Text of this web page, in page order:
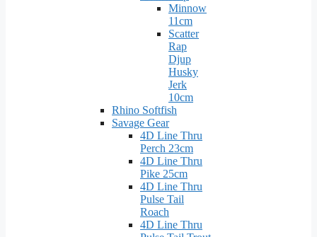
Minnow
11cm
Scatter
Rap
Djup
Husky
Jerk
10cm
Rhino Softfish
Savage Gear
4D Line Thru
Perch 23cm
4D Line Thru
Pike 25cm
4D Line Thru
Pulse Tail
Roach
4D Line Thru